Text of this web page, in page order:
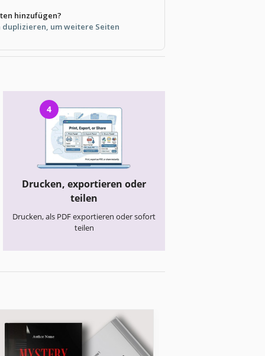
hinzufügen?
duplizieren, um weitere Seiten
4
Drucken, exportieren oder
teilen
Drucken, als PDF exportieren oder sofort
teilen